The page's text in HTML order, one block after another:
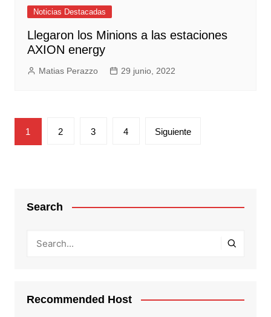
Noticias Destacadas
Llegaron los Minions a las estaciones
AXION energy
Matias Perazzo 29 junio, 2022
Paginación
de
1 2 3 4 Siguiente
Search
Recommended Host